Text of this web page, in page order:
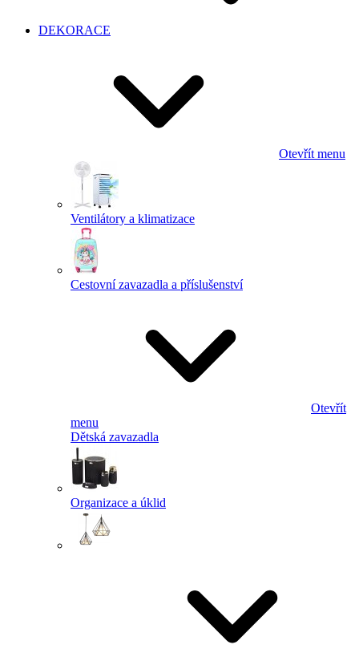
DEKORACE
Otevřít menu
Ventilátory a klimatizace
Cestovní zavazadla a příslušenství
Otevřít
menu
Dětská zavazadla
Organizace a úklid